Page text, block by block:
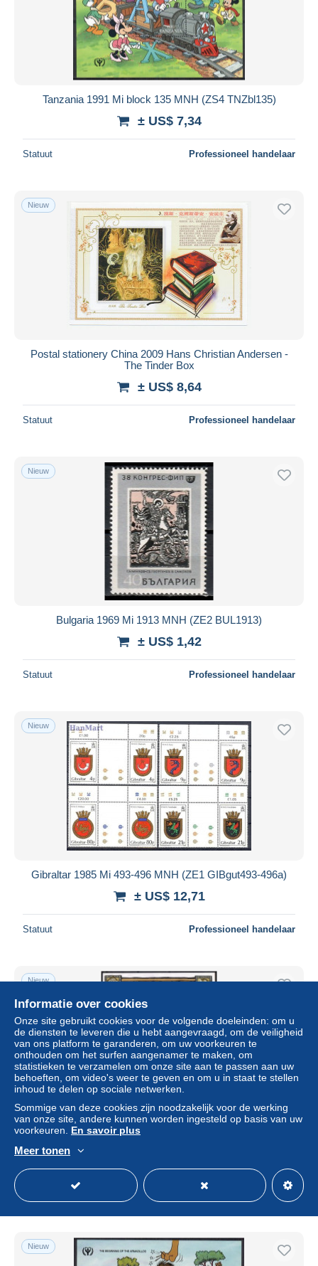
Tanzania 1991 Mi block 135 MNH (ZS4 TNZbl135)
± US$ 7,34
Statuut Professioneel handelaar
Nieuw
Postal stationery China 2009 Hans Christian Andersen -
The Tinder Box
± US$ 8,64
Statuut Professioneel handelaar
Nieuw
Bulgaria 1969 Mi 1913 MNH (ZE2 BUL1913)
± US$ 1,42
Statuut Professioneel handelaar
Nieuw
Gibraltar 1985 Mi 493-496 MNH (ZE1 GIBgut493-496a)
± US$ 12,71
Statuut Professioneel handelaar
Nieuw
Saint Vincent and The Grenadines 1996 Mi block 391
Professioneel handelaar
Nieuw
Informatie over cookies
Onze site gebruikt cookies voor de volgende doeleinden: om u
de diensten te leveren die u hebt aangevraagd, om de veiligheid
van ons platform te garanderen, om uw voorkeuren te
onthouden om het surfen aangenamer te maken, om
statistieken te verzamelen om onze site aan te passen aan uw
behoeften, om video's weer te geven en om u in staat te stellen
inhoud te delen op sociale netwerken.
Sommige van deze cookies zijn noodzakelijk voor de werking
van onze site, andere kunnen worden ingesteld op basis van uw
voorkeuren. En savoir plus
Meer tonen